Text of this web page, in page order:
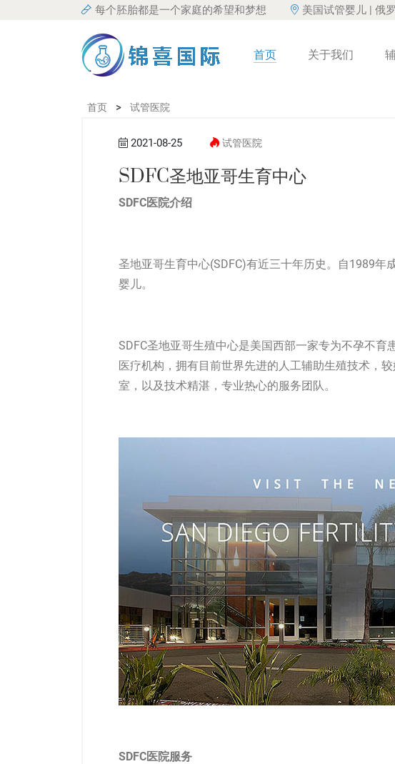
每个胚胎都是一个家庭的希望和梦想 美国试管婴儿 | 俄
首页 关于我们
首页 > 试管医院
2021-08-25 试管医院
SDFC圣地亚哥生育中心
SDFC医院介绍
圣地亚哥生育中心(SDFC)有近三十年历史。自1989年
婴儿。
SDFC圣地亚哥生殖中心是美国西部一家专为不孕不育
医疗机构，拥有目前世界先进的人工辅助生殖技术，
室，以及技术精湛，专业热心的服务团队。
SDFC医院服务